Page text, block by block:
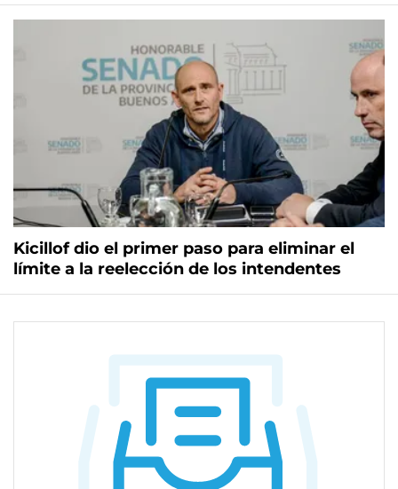
Kicillof dio el primer paso para eliminar el
límite a la reelección de los intendentes